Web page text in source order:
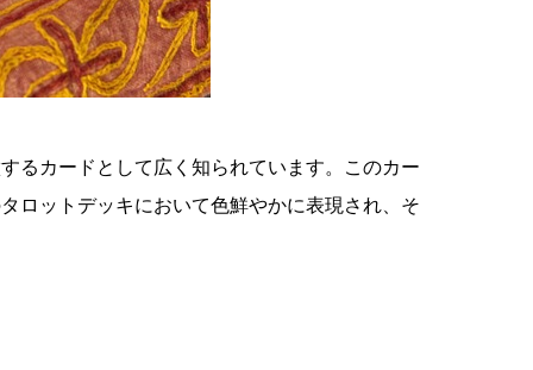
るカードとして広く知られています。このカー
ロットデッキにおいて色鮮やかに表現され、そ